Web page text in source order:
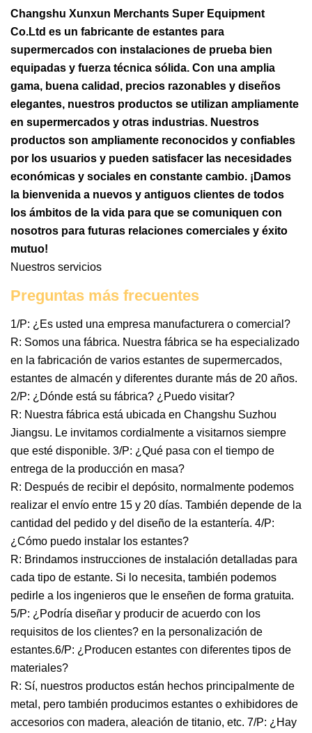
Changshu Xunxun Merchants Super Equipment
Co.Ltd es un fabricante de estantes para
supermercados con instalaciones de prueba bien
equipadas y fuerza técnica sólida. Con una amplia
gama, buena calidad, precios razonables y diseños
elegantes, nuestros productos se utilizan ampliamente
en supermercados y otras industrias. Nuestros
productos son ampliamente reconocidos y confiables
por los usuarios y pueden satisfacer las necesidades
económicas y sociales en constante cambio. ¡Damos
la bienvenida a nuevos y antiguos clientes de todos
los ámbitos de la vida para que se comuniquen con
nosotros para futuras relaciones comerciales y éxito
mutuo!
Nuestros servicios
Preguntas más frecuentes
1/P: ¿Es usted una empresa manufacturera o comercial?
R: Somos una fábrica. Nuestra fábrica se ha especializado
en la fabricación de varios estantes de supermercados,
estantes de almacén y diferentes durante más de 20 años.
2/P: ¿Dónde está su fábrica? ¿Puedo visitar?
R: Nuestra fábrica está ubicada en Changshu Suzhou
Jiangsu. Le invitamos cordialmente a visitarnos siempre
que esté disponible. 3/P: ¿Qué pasa con el tiempo de
entrega de la producción en masa?
R: Después de recibir el depósito, normalmente podemos
realizar el envío entre 15 y 20 días. También depende de la
cantidad del pedido y del diseño de la estantería. 4/P:
¿Cómo puedo instalar los estantes?
R: Brindamos instrucciones de instalación detalladas para
cada tipo de estante. Si lo necesita, también podemos
pedirle a los ingenieros que le enseñen de forma gratuita.
5/P: ¿Podría diseñar y producir de acuerdo con los
requisitos de los clientes? en la personalización de
estantes.6/P: ¿Producen estantes con diferentes tipos de
materiales?
R: Sí, nuestros productos están hechos principalmente de
metal, pero también producimos estantes o exhibidores de
accesorios con madera, aleación de titanio, etc. 7/P: ¿Hay